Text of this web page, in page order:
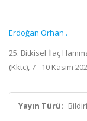
Erdoğan Orhan .
25. Bitkisel İlaç
(Kktc), 7 - 10 Kasım
Yayın Türü: